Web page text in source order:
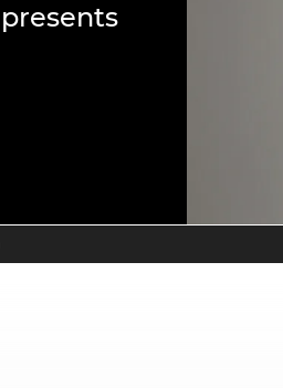
presents